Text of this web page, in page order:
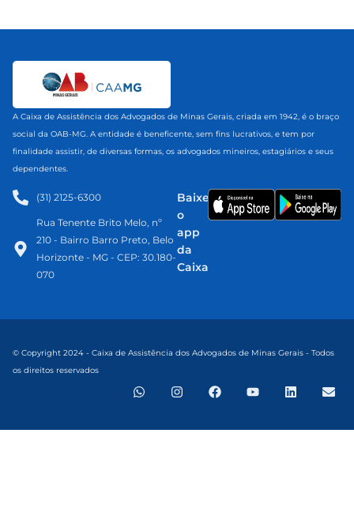
A Caixa de Assistência dos Advogados de Minas Gerais, criada em 1942, é o braço
social da OAB-MG. A entidade é beneficente, sem fins lucrativos, e tem por
finalidade assistir, de diversas formas, os advogados mineiros, estagiários e seus
dependentes.
(31) 2125-6300​
Rua Tenente Brito Melo, nº
210 - Bairro Barro Preto, Belo
Horizonte - MG - CEP: 30.180-
070
Baixe
o
app
da
Caixa
© Copyright 2024 - Caixa de Assistência dos Advogados de Minas Gerais - Todos
os direitos reservados